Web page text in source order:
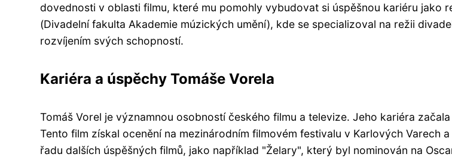
dovednosti v oblasti filmu, které mu pomohly vybudovat si úspěšnou kariéru jako
(Divadelní fakulta Akademie múzických umění), kde se specializoval na režii
rozvíjením svých schopností.
Kariéra a úspěchy Tomáše Vorela
Tomáš Vorel je významnou osobností českého filmu a televize. Jeho kariéra
Tento film získal ocenění na mezinárodním filmovém festivalu v Karlových Varech
řadu dalších úspěšných filmů, jako například "Želary", který byl nominován na